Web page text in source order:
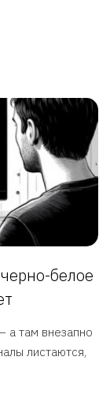
белое
а там внезапно
листаются,